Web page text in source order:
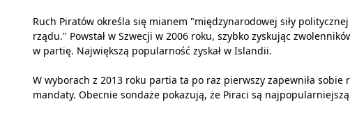
Ruch Piratów określa się mianem "międzynarodowej siły
rządu." Powstał w Szwecji w 2006 roku, szybko zyskując
w partię. Największą popularność zyskał w Islandii.
W wyborach z 2013 roku partia ta po raz pierwszy zapewniła
mandaty. Obecnie sondaże pokazują, że Piraci są